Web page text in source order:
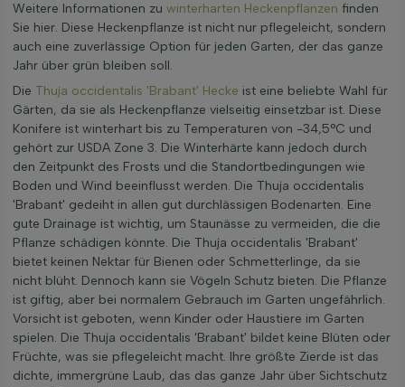
Weitere Informationen zu winterharten Heckenpflanzen finden
Sie hier. Diese Heckenpflanze ist nicht nur pflegeleicht, sondern
auch eine zuverlässige Option für jeden Garten, der das ganze
Jahr über grün bleiben soll.
Die Thuja occidentalis 'Brabant' Hecke ist eine beliebte Wahl für
Gärten, da sie als Heckenpflanze vielseitig einsetzbar ist. Diese
Konifere ist winterhart bis zu Temperaturen von -34,5°C und
gehört zur USDA Zone 3. Die Winterhärte kann jedoch durch
den Zeitpunkt des Frosts und die Standortbedingungen wie
Boden und Wind beeinflusst werden. Die Thuja occidentalis
'Brabant' gedeiht in allen gut durchlässigen Bodenarten. Eine
gute Drainage ist wichtig, um Staunässe zu vermeiden, die die
Pflanze schädigen könnte. Die Thuja occidentalis 'Brabant'
bietet keinen Nektar für Bienen oder Schmetterlinge, da sie
nicht blüht. Dennoch kann sie Vögeln Schutz bieten. Die Pflanze
ist giftig, aber bei normalem Gebrauch im Garten ungefährlich.
Vorsicht ist geboten, wenn Kinder oder Haustiere im Garten
spielen. Die Thuja occidentalis 'Brabant' bildet keine Blüten oder
Früchte, was sie pflegeleicht macht. Ihre größte Zierde ist das
dichte, immergrüne Laub, das das ganze Jahr über Sichtschutz